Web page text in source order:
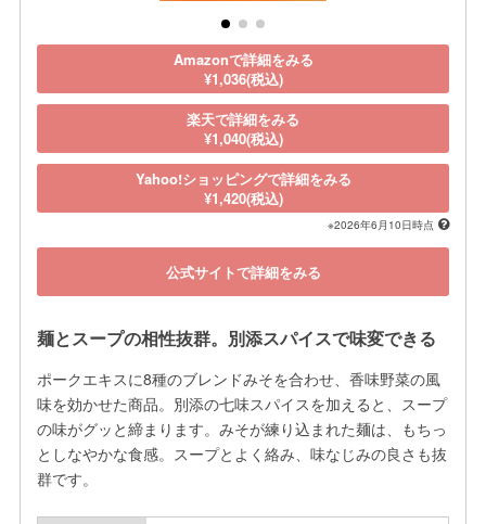
Amazonで詳細をみる
¥1,036(税込)
楽天で詳細をみる
¥1,040(税込)
Yahoo!ショッピングで詳細をみる
¥1,420(税込)
※2026年6月10日時点
公式サイトで詳細をみる
麺とスープの相性抜群。別添スパイスで味変できる
ポークエキスに8種のブレンドみそを合わせ、香味野菜の風
味を効かせた商品。別添の七味スパイスを加えると、スープ
の味がグッと締まります。みそが練り込まれた麺は、もちっ
としなやかな食感。スープとよく絡み、味なじみの良さも抜
群です。